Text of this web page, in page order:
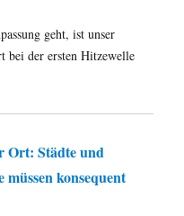
geht, ist unser
bei der ersten Hitzewelle
Ort: Städte und
konsequent